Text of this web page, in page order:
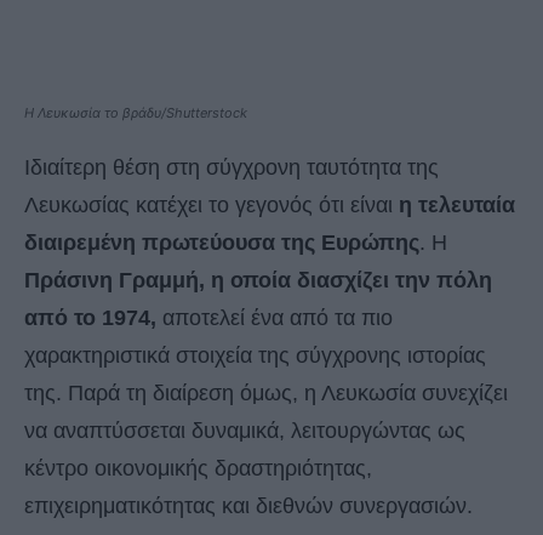
H Λευκωσία το βράδυ/Shutterstock
Ιδιαίτερη θέση στη σύγχρονη ταυτότητα της
Λευκωσίας κατέχει το γεγονός ότι είναι η τελευταία
διαιρεμένη πρωτεύουσα της Ευρώπης. Η
Πράσινη Γραμμή, η οποία διασχίζει την πόλη
από το 1974, αποτελεί ένα από τα πιο
χαρακτηριστικά στοιχεία της σύγχρονης ιστορίας
της. Παρά τη διαίρεση όμως, η Λευκωσία συνεχίζει
να αναπτύσσεται δυναμικά, λειτουργώντας ως
κέντρο οικονομικής δραστηριότητας,
επιχειρηματικότητας και διεθνών συνεργασιών.